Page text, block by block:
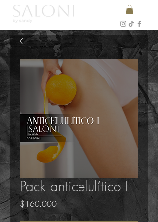
Pack anticelulítico I
$160.000Precio